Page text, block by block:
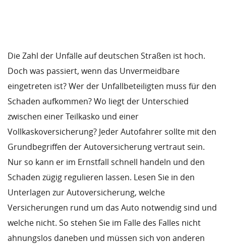
Die Zahl der Unfälle auf deutschen Straßen ist hoch.
Doch was passiert, wenn das Unvermeidbare
eingetreten ist? Wer der Unfallbeteiligten muss für den
Schaden aufkommen? Wo liegt der Unterschied
zwischen einer Teilkasko und einer
Vollkaskoversicherung? Jeder Autofahrer sollte mit den
Grundbegriffen der Autoversicherung vertraut sein.
Nur so kann er im Ernstfall schnell handeln und den
Schaden zügig regulieren lassen. Lesen Sie in den
Unterlagen zur Autoversicherung, welche
Versicherungen rund um das Auto notwendig sind und
welche nicht. So stehen Sie im Falle des Falles nicht
ahnungslos daneben und müssen sich von anderen